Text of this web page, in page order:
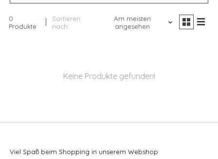
0
Produkte
Sortieren
nach
Am meisten
angesehen
Keine Produkte gefunden!
Viel Spaß beim Shopping in unserem Webshop